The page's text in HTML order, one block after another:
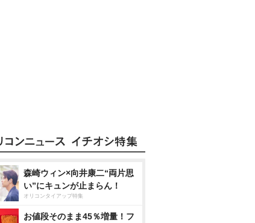
森崎ウィン×向井康二“両片思
い”にキュンが止まらん！
オリコンタイアップ特集
お値段そのまま45％増量！フ